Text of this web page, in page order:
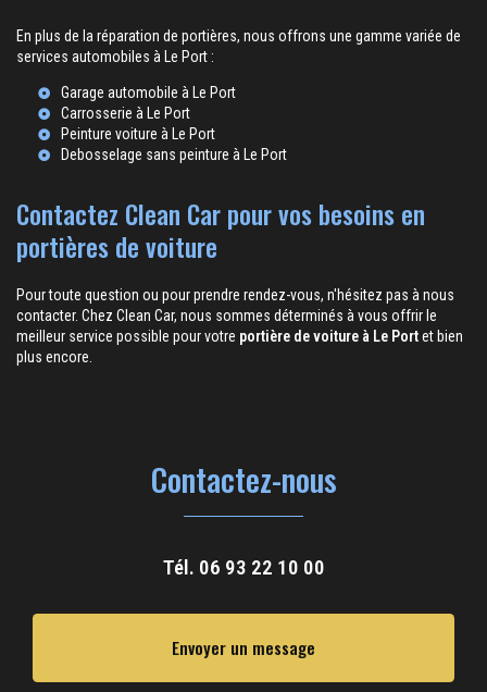
En plus de la réparation de portières, nous offrons une gamme variée de
services automobiles à Le Port :
Garage automobile à Le Port
Carrosserie à Le Port
Peinture voiture à Le Port
Debosselage sans peinture à Le Port
Contactez Clean Car pour vos besoins en
portières de voiture
Pour toute question ou pour prendre rendez-vous, n'hésitez pas à nous
contacter. Chez Clean Car, nous sommes déterminés à vous offrir le
meilleur service possible pour votre portière de voiture à Le Portet bien
plus encore.
Contactez-nous
Tél. 06 93 22 10 00
Envoyer un message